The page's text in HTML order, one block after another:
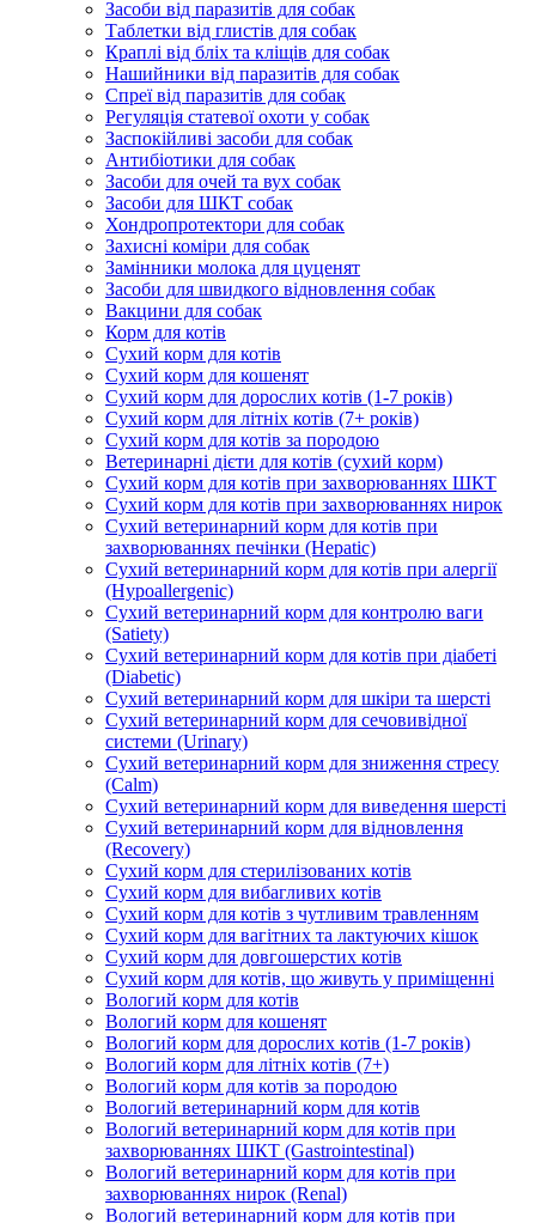
Засоби від паразитів для собак
Таблетки від глистів для собак
Краплі від бліх та кліщів для собак
Нашийники від паразитів для собак
Спреї від паразитів для собак
Регуляція статевої охоти у собак
Заспокійливі засоби для собак
Антибіотики для собак
Засоби для очей та вух собак
Засоби для ШКТ собак
Хондропротектори для собак
Захисні коміри для собак
Замінники молока для цуценят
Засоби для швидкого відновлення собак
Вакцини для собак
Корм для котів
Сухий корм для котів
Сухий корм для кошенят
Сухий корм для дорослих котів (1-7 років)
Сухий корм для літніх котів (7+ років)
Сухий корм для котів за породою
Ветеринарні дієти для котів (сухий корм)
Сухий корм для котів при захворюваннях ШКТ
Сухий корм для котів при захворюваннях нирок
Сухий ветеринарний корм для котів при
захворюваннях печінки (Hepatic)
Сухий ветеринарний корм для котів при алергії
(Hypoallergenic)
Сухий ветеринарний корм для контролю ваги
(Satiety)
Сухий ветеринарний корм для котів при діабеті
(Diabetic)
Сухий ветеринарний корм для шкіри та шерсті
Сухий ветеринарний корм для сечовивідної
системи (Urinary)
Сухий ветеринарний корм для зниження стресу
(Calm)
Сухий ветеринарний корм для виведення шерсті
Сухий ветеринарний корм для відновлення
(Recovery)
Сухий корм для стерилізованих котів
Сухий корм для вибагливих котів
Сухий корм для котів з чутливим травленням
Сухий корм для вагітних та лактуючих кішок
Сухий корм для довгошерстих котів
Сухий корм для котів, що живуть у приміщенні
Вологий корм для котів
Вологий корм для кошенят
Вологий корм для дорослих котів (1-7 років)
Вологий корм для літніх котів (7+)
Вологий корм для котів за породою
Вологий ветеринарний корм для котів
Вологий ветеринарний корм для котів при
захворюваннях ШКТ (Gastrointestinal)
Вологий ветеринарний корм для котів при
захворюваннях нирок (Renal)
Вологий ветеринарний корм для котів при